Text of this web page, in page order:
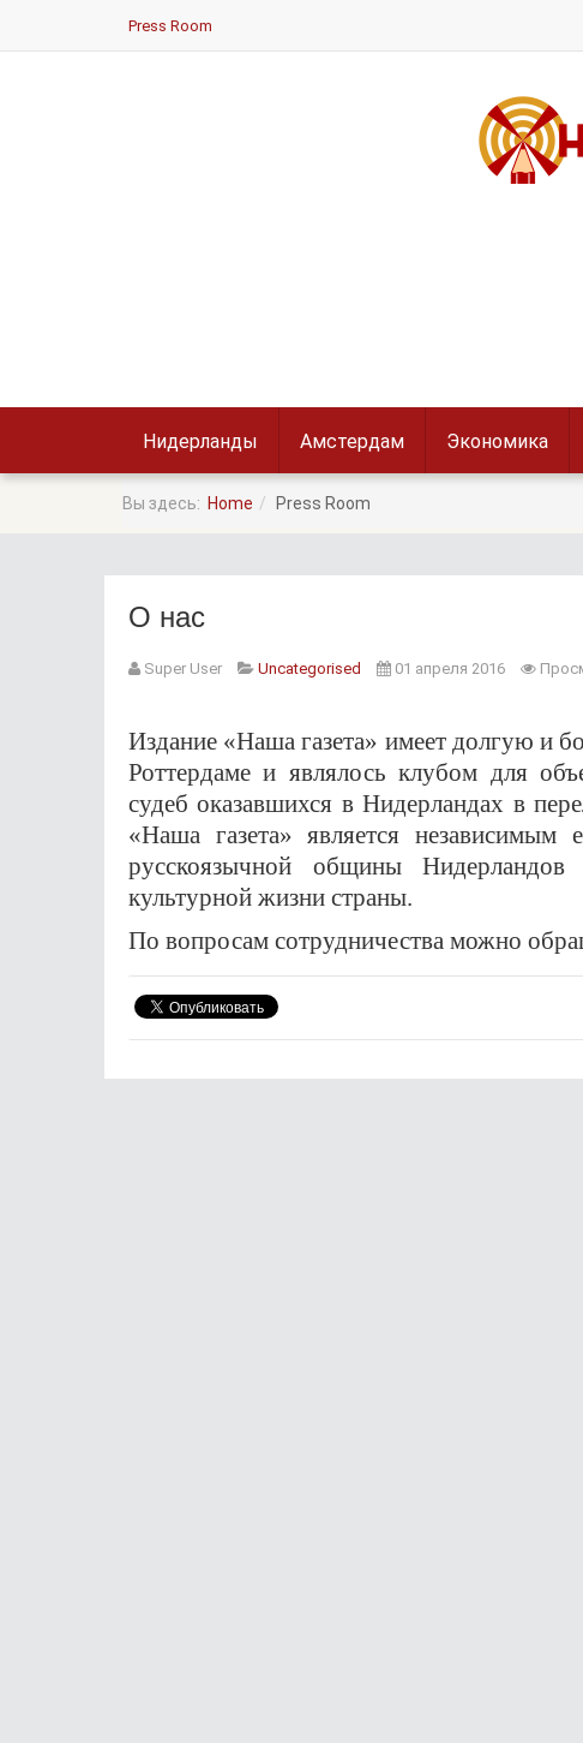
Press Room
Нидерланды Амстердам Экономика
Вы здесь: Home Press Room
О нас
Super User Uncategorised 01 апреля 2016
Издание «Наша газета» имеет долгую и
Роттердаме и являлось клубом для
судеб оказавшихся в Нидерландах в
«Наша газета» является
русскоязычной общины
культурной жизни страны.
По вопросам сотрудничества можно